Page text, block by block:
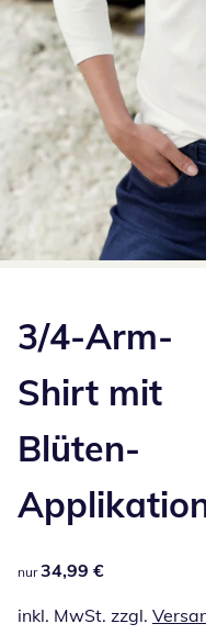
3/4-Arm-
Shirt mit
Blüten-
34,99 €
nur 34,99 €
inkl. MwSt. zzgl.